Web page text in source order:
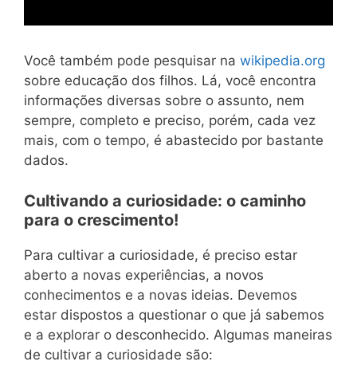
Você também pode pesquisar na wikipedia.org
sobre educação dos filhos. Lá, você encontra
informações diversas sobre o assunto, nem
sempre, completo e preciso, porém, cada vez
mais, com o tempo, é abastecido por bastante
dados.
Cultivando a curiosidade: o caminho
para o crescimento!
Para cultivar a curiosidade, é preciso estar
aberto a novas experiências, a novos
conhecimentos e a novas ideias. Devemos
estar dispostos a questionar o que já sabemos
e a explorar o desconhecido. Algumas maneiras
de cultivar a curiosidade são: